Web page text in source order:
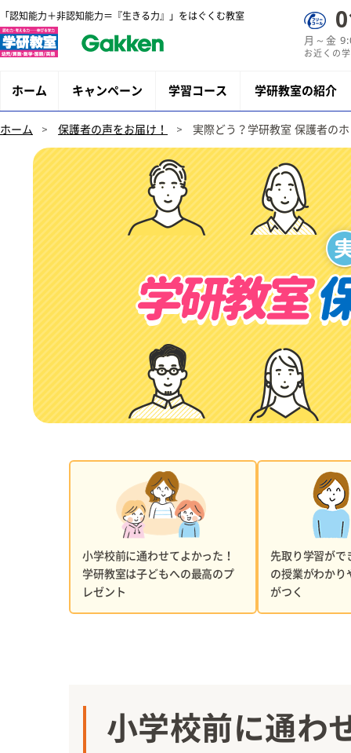
「認知能力＋非認知能力＝『生きる力』」をはぐくむ教室
月～金
お近くの
ホーム キャンペーン 学習コース 学研教室の紹介
ホーム 保護者の声をお届け！ 実際どう？学研教室 保護者の
小学校前に通わせてよかった！
学研教室は子どもへの最高のプ
レゼント
先取り学習がで
の授業がわかり
がつく
小学校前に通わ